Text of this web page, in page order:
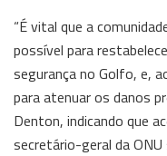
“É vital que a
possível para
segurança no Golfo, e,
para atenuar os danos
Denton, indicando que
secretário-geral da ONU